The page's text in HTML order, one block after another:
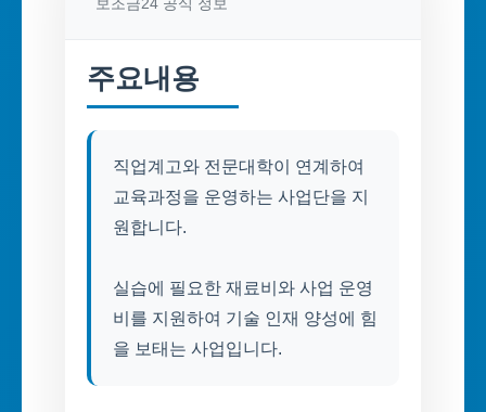
주요내용
직업계고와 전문대학이 연계하여
교육과정을 운영하는 사업단을 지
원합니다.
실습에 필요한 재료비와 사업 운영
비를 지원하여 기술 인재 양성에 힘
을 보태는 사업입니다.